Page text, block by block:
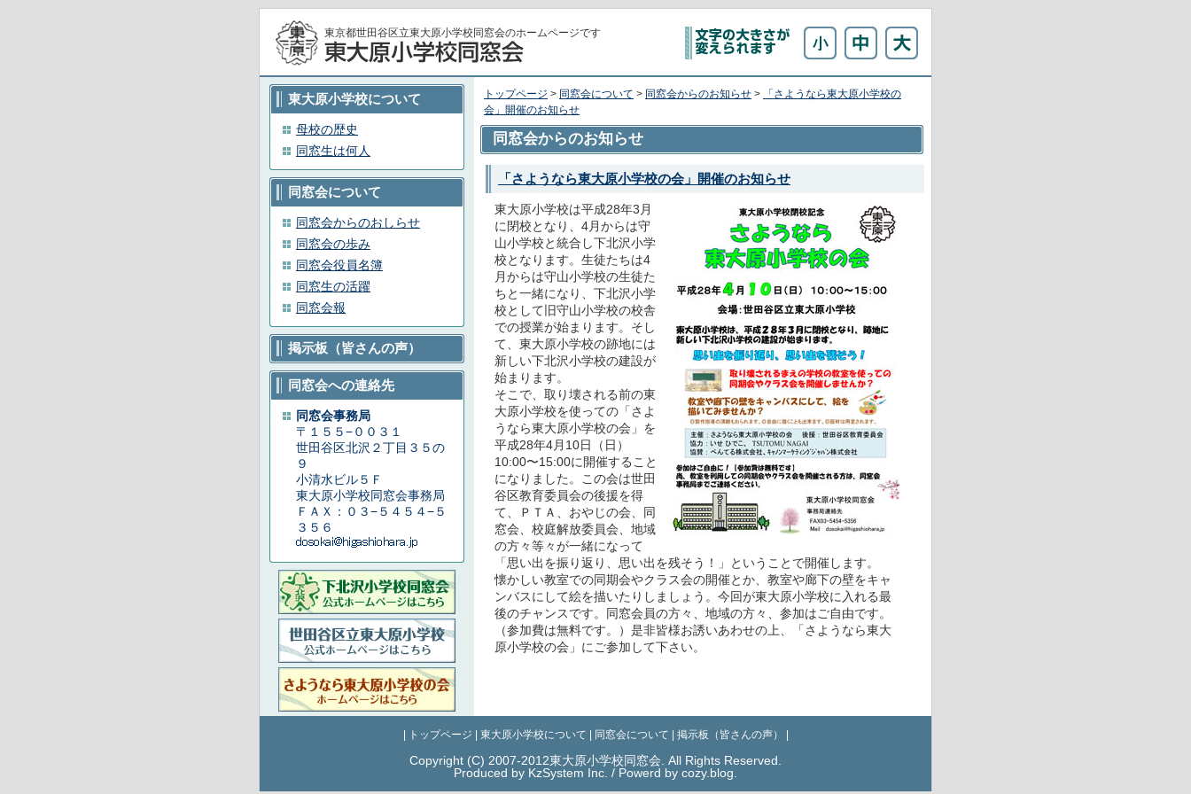
東京都世田谷区立東大原小学校同窓会のホームページです
トップページ > 同窓会について > 同窓会からのお知らせ >
「さようなら東大原小学校の
会」開催のお知らせ
同窓会からのお知らせ
「さようなら東大原小学校の会」開催のお知らせ
東大原小学校は平成28年3月
に閉校となり、4月からは守
山小学校と統合し下北沢小学
校となります。生徒たちは4
月からは守山小学校の生徒た
ちと一緒になり、下北沢小学
校として旧守山小学校の校舎
での授業が始まります。そし
て、東大原小学校の跡地には
新しい下北沢小学校の建設が
始まります。
そこで、取り壊される前の東
大原小学校を使っての「さよ
うなら東大原小学校の会」を
平成28年4月10日（日）
10:00〜15:00に開催すること
になりました。この会は世田
谷区教育委員会の後援を得
て、ＰＴＡ、おやじの会、同
窓会、校庭解放委員会、地域
の方々等々が一緒になって
「思い出を振り返り、思い出を残そう！」ということで開催します。
懐かしい教室での同期会やクラス会の開催とか、教室や廊下の壁をキャ
ンバスにして絵を描いたりしましょう。今回が東大原小学校に入れる最
後のチャンスです。同窓会員の方々、地域の方々、参加はご自由です。
（参加費は無料です。）是非皆様お誘いあわせの上、「さようなら東大
原小学校の会」にご参加して下さい。
東大原小学校について
母校の歴史
同窓生は何人
同窓会について
同窓会からのおしらせ
同窓会の歩み
同窓会役員名簿
同窓生の活躍
同窓会報
掲示板（皆さんの声）
同窓会への連絡先
同窓会事務局
〒１５５−００３１
世田谷区北沢２丁目３５の
９
小清水ビル５Ｆ
東大原小学校同窓会事務局
ＦＡＸ：０３−５４５４−５
３５６
トップページ 東大原小学校について 同窓会について 掲示板（皆さんの声）
Copyright (C) 2007-2012東大原小学校同窓会. All Rights Reserved.
Produced by KzSystem Inc. / Powerd by cozy.blog.